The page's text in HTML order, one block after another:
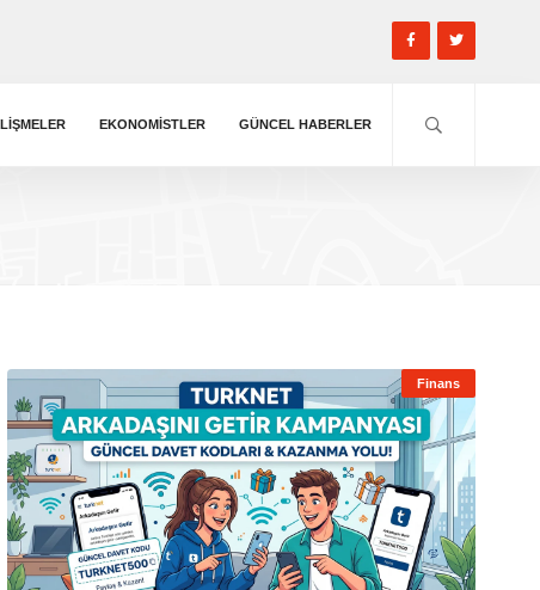
EKONOMISTLER GÜNCEL HABERLER
Finans